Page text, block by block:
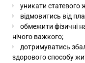
уникати статевого
відмовитись від
обмежити фізичні
нічого важкого;
дотримуватись
здорового способу